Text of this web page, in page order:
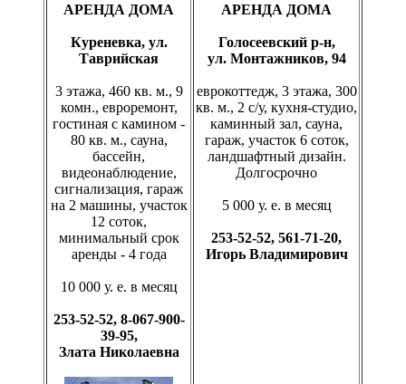
АРЕНДА ДОМА
Куреневка, ул.
Таврийская
3 этажа, 460 кв. м., 9
комн., евроремонт,
гостиная с камином -
80 кв. м., сауна,
бассейн,
видеонаблюдение,
сигнализация, гараж
на 2 машины, участок
12 соток,
минимальный срок
аренды - 4 года
10 000 у. е. в месяц
253-52-52, 8-067-900-
39-95,
Злата Николаевна
АРЕНДА ДОМА
Голосеевский р-н,
ул. Монтажников, 94
еврокоттедж, 3 этажа, 300
кв. м., 2 с/у, кухня-студио,
каминный зал, сауна,
гараж, участок 6 соток,
ландшафтный дизайн.
Долгосрочно
5 000 у. е. в месяц
253-52-52, 561-71-20,
Игорь Владимирович